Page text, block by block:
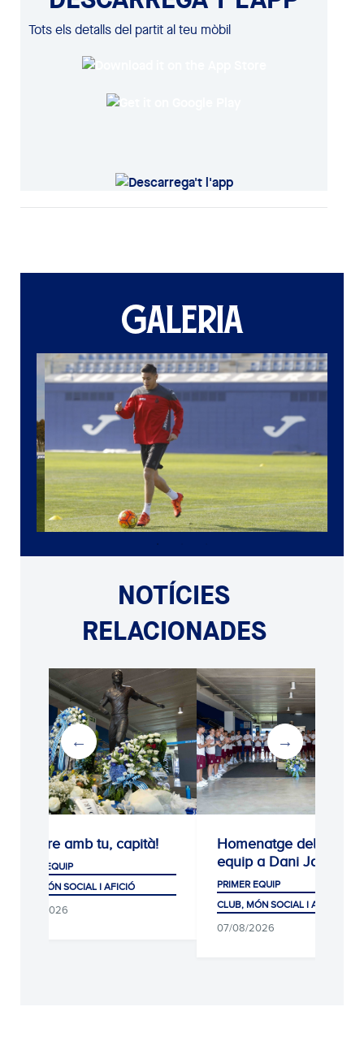
Tots els detalls del partit al teu mòbil
GALERIA
NOTÍCIES
RELACIONADES
Sempre amb tu, capità!
PRIMER EQUIP
CLUB, MÓN SOCIAL I AFICIÓ
08/08/2026
Homenatge del primer
equip a Dani Jarque
PRIMER EQUIP
CLUB, MÓN SOCIAL I AFICIÓ
07/08/2026